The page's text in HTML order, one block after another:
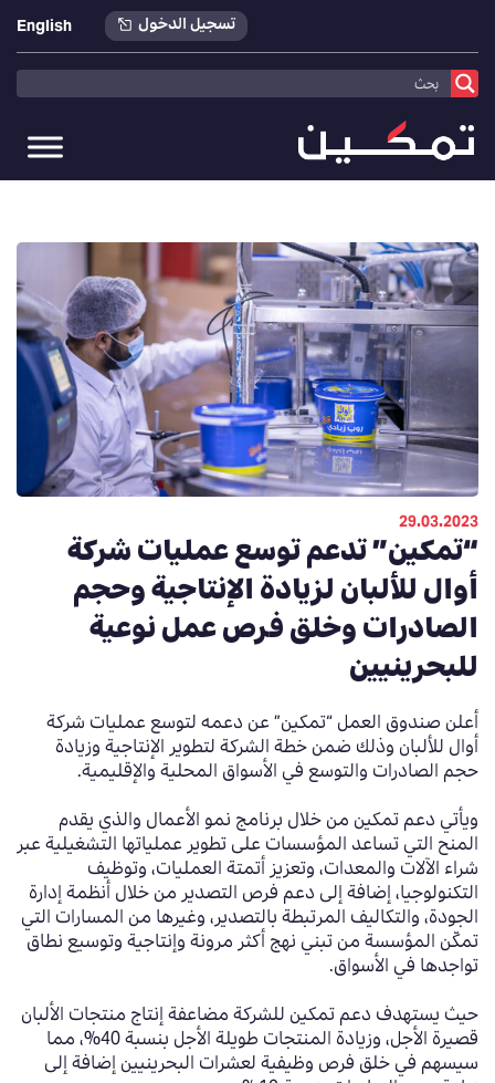
تسجيل الدخول English
تمكين>أخبارنا>
29.03.2023
“تمكين” تدعم توسع عمليات شركة
أوال للألبان لزيادة الإنتاجية وحجم
الصادرات وخلق فرص عمل نوعية
للبحرينيين
أعلن صندوق العمل “تمكين” عن دعمه لتوسع عمليات شركة
أوالللألبان وذلك ضمن خطة الشركة لتطوير الإنتاجية وزيادة
حجم الصادرات والتوسع في الأسواق المحلية والإقليمية.
ويأتي دعم تمكين من خلال برنامج نمو الأعمال والذي يقدم
المنح التي تساعد المؤسسات على تطوير عملياتها التشغيلية عبر
شراء الآلات والمعدات،وتعزيز أتمتة العمليات،وتوظيف
التكنولوجيا،إضافة إلى دعم فرص التصدير من خلال أنظمة إدارة
الجودة،والتكاليف المرتبطة بالتصدير،وغيرها من المسارات التي
تمكّن المؤسسة من تبني نهج أكثر مرونة وإنتاجية وتوسيع نطاق
تواجدها في الأسواق.
حيث يستهدف دعم تمكين للشركةمضاعفة إنتاج منتجات الألبان
قصيرة الأجل، وزيادة المنتجات طويلة الأجل بنسبة 40%، مما
سيسهم في خلق فرص وظيفية لعشرات البحرينيين إضافة إلى